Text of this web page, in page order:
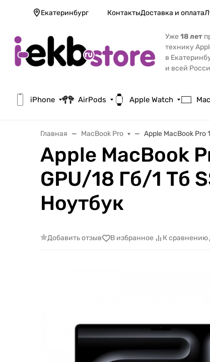
Екатеринбург КонтактыДоставка и оплата
Уже 18 лет
технику
в
и всей
iPhone AirPods Apple Watch
Главная MacBook Pro Apple MacBook Pro
Apple MacBook
GPU/18 Гб/1 Тб
Ноутбук
Добавить отзыв В избранное К сравнению